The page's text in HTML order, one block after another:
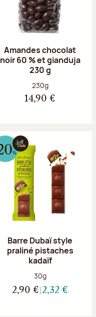
Amandes chocolat
noir 60 % et gianduja
230 g
Poids net :
230g
14,90 €
Barre Dubaï style
praliné pistaches
kadaïf
Poids net :
30g
2,90 € 2,32 €